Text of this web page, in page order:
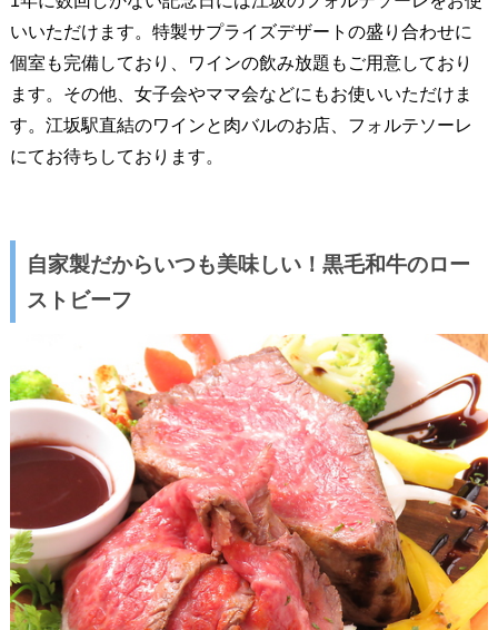
いいただけます。特製サプライズデザートの盛り合わせに
個室も完備しており、ワインの飲み放題もご用意しており
ます。その他、女子会やママ会などにもお使いいただけま
す。江坂駅直結のワインと肉バルのお店、フォルテソーレ
にてお待ちしております。
自家製だからいつも美味しい！黒毛和牛のロー
ストビーフ